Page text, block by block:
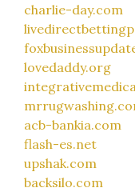
charlie-day.com
lovedaddy.org
acb-bankia.com
flash-es.net
upshak.com
backsilo.com